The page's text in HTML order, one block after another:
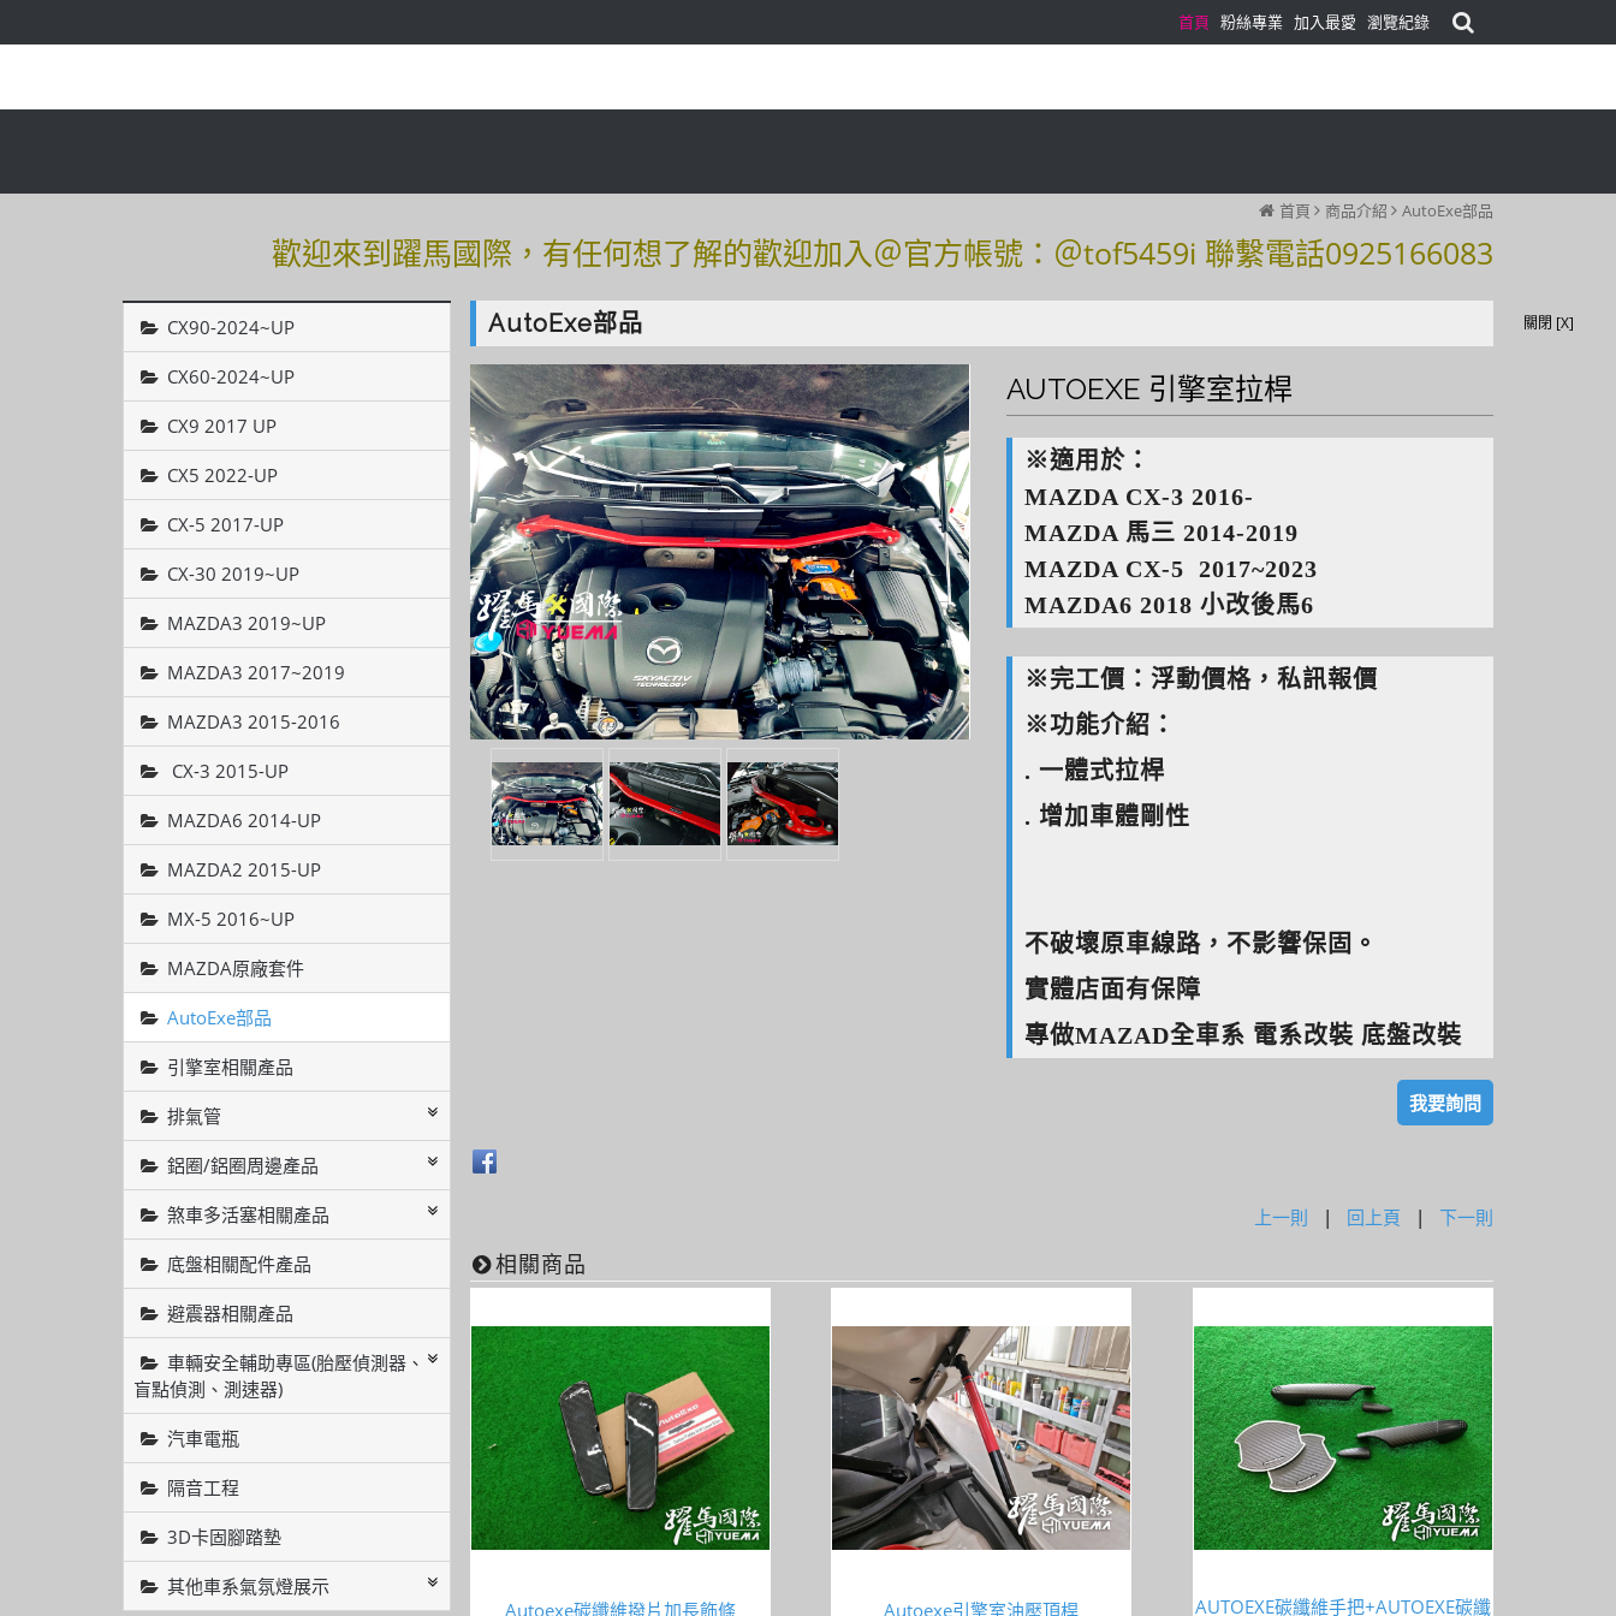
首頁 粉絲專業 加入最愛 瀏覽紀錄
首頁 商品介紹 AutoExe部品
歡迎來到躍馬國際，有任何想了解的歡迎加入＠官方帳號：＠tof5459i 聯繫電話0925166083
歡迎來到躍馬國際，有任何想了解的歡迎加入＠官方帳號：＠tof5459i 聯繫電話0925166083
CX90-2024~UP
CX60-2024~UP
CX9 2017 UP
CX5 2022-UP
CX-5 2017-UP
CX-30 2019~UP
MAZDA3 2019~UP
MAZDA3 2017~2019
MAZDA3 2015-2016
CX-3 2015-UP
MAZDA6 2014-UP
MAZDA2 2015-UP
MX-5 2016~UP
MAZDA原廠套件
AutoExe部品
引擎室相關產品
排氣管
鋁圈/鋁圈周邊產品
煞車多活塞相關產品
底盤相關配件產品
避震器相關產品
車輛安全輔助專區(胎壓偵測器、
盲點偵測、測速器)
汽車電瓶
隔音工程
3D卡固腳踏墊
其他車系氣氛燈展示
AutoExe部品
AUTOEXE 引擎室拉桿
※適用於：
MAZDA CX-3 2016-
MAZDA 馬三 2014-2019
MAZDA CX-5 2017~2023
MAZDA6 2018 小改後馬6
※完工價：浮動價格，私訊報價
※功能介紹：
. 一體式拉桿
. 增加車體剛性
不破壞原車線路，不影響保固。
實體店面有保障
專做MAZAD全車系 電系改裝 底盤改裝
我要詢問
上一則 | 回上頁 | 下一則
相關商品
Autoexe碳纖維撥片加長飾條 Autoexe引擎室油壓頂桿 AUTOEXE碳纖維手把+AUTOEXE碳纖
關閉 [X]